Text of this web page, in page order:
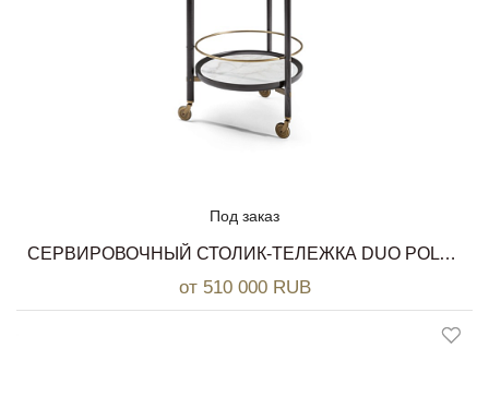
Под заказ
СЕРВИРОВОЧНЫЙ СТОЛИК-ТЕЛЕЖКА DUO POLTRONA FRAU
от 510 000 RUB